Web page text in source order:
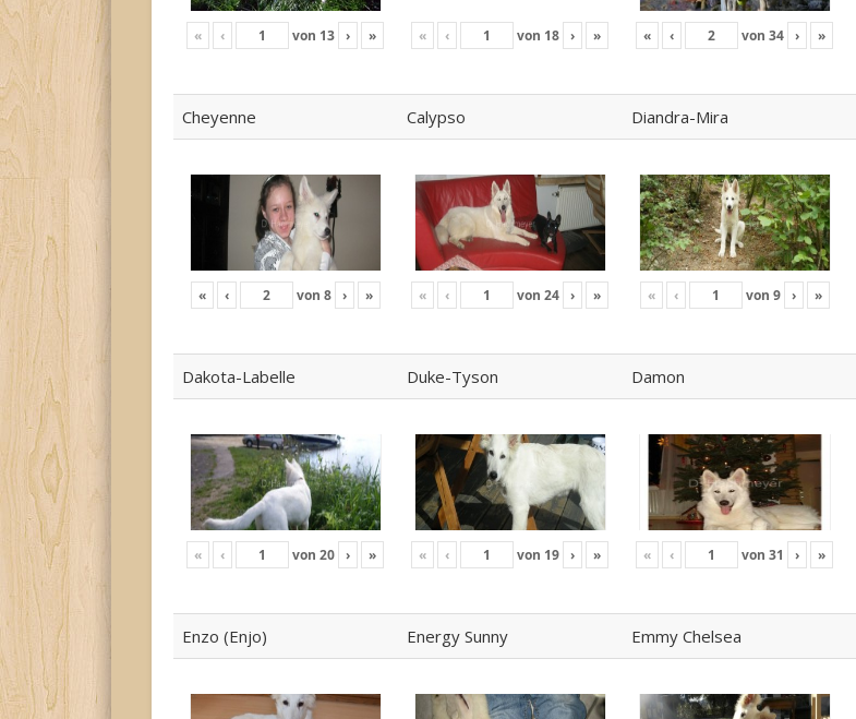
« ‹ von 13 › » « ‹ von 18 › » « ‹ von34 › »
Cheyenne Calypso Diandra-Mira
« ‹ von 8 › » « ‹ von24 › » « ‹ von 9 › »
Dakota-Labelle Duke-Tyson Damon
« ‹ von20 › » « ‹ von 19 › » « ‹ von31 › »
Enzo (Enjo) Energy Sunny Emmy Chelsea